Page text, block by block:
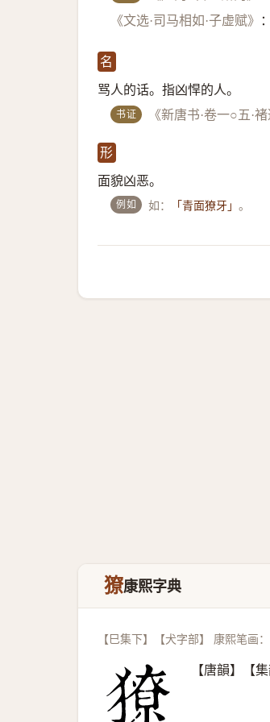
《文选·司马相如·子虚赋》
：
名
骂人的话。指凶悍的人。
书证 《新唐书·卷一○五·褚
形
面貌凶恶。
例如 如： 「青面獠牙」。
獠康熙字典
【巳集下】【犬字部】 康熙笔画
【唐韻】【